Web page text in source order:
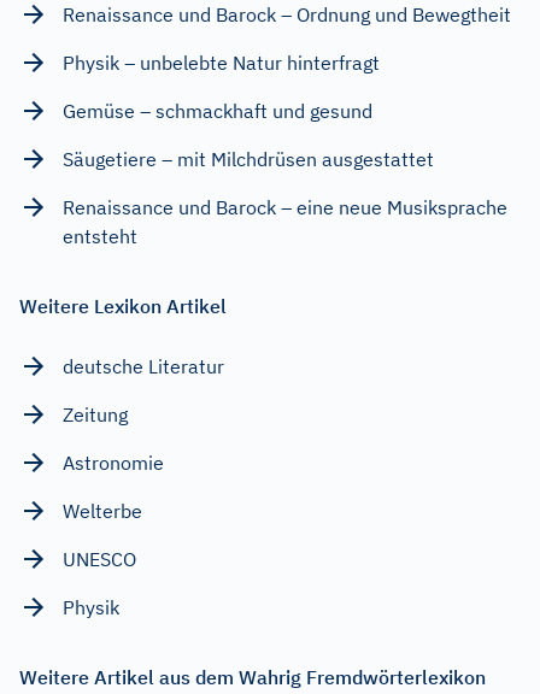
Renaissance und Barock – Ordnung und Bewegtheit
Physik – unbelebte Natur hinterfragt
Gemüse – schmackhaft und gesund
Säugetiere – mit Milchdrüsen ausgestattet
Renaissance und Barock – eine neue Musiksprache
entsteht
Weitere Lexikon Artikel
deutsche Literatur
Zeitung
Astronomie
Welterbe
UNESCO
Physik
Weitere Artikel aus dem Wahrig Fremdwörterlexikon